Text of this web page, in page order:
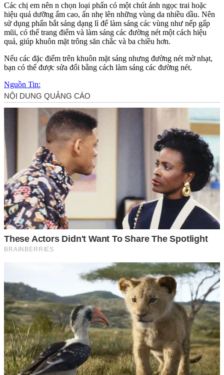
Các chị em nên n chọn loại phấn có một chút ánh ngọc trai hoặc
hiệu quả dưỡng ẩm cao, ấn nhẹ lên những vùng da nhiều dầu. Nên
sử dụng phấn bắt sáng dạng lì để làm sáng các vùng như nếp gấp
mũi, có thể trang điểm và làm sáng các đường nét một cách hiệu
quả, giúp khuôn mặt trông săn chắc và ba chiều hơn.
Nếu các đặc điểm trên khuôn mặt sáng nhưng đường nét mờ nhạt,
bạn có thể được sửa đổi bằng cách làm sáng các đường nét.
Nguồn Tin: